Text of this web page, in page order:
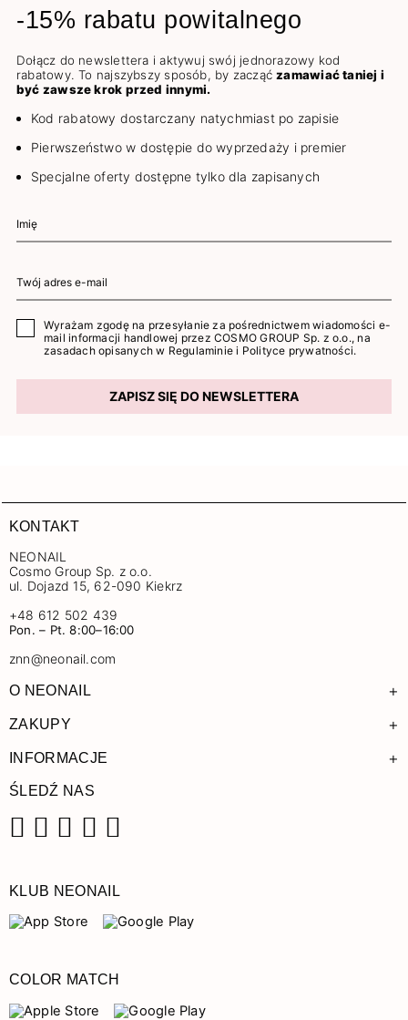
-15% rabatu powitalnego
Dołącz do newslettera i aktywuj swój jednorazowy kod
rabatowy. To najszybszy sposób, by zacząćzamawiać taniej i
być zawsze krok przed innymi.
Kod rabatowy dostarczany natychmiast po zapisie
Pierwszeństwo w dostępie do wyprzedaży i premier
Specjalne oferty dostępne tylko dla zapisanych
Wyrażam zgodę na przesyłanie za pośrednictwem wiadomości e-
mail informacji handlowej przez COSMO GROUP Sp. z o.o., na
zasadach opisanych w Regulaminie i Polityce prywatności.
ZAPISZ SIĘ DO NEWSLETTERA
KONTAKT
NEONAIL
Cosmo Group Sp. z o.o.
ul. Dojazd 15, 62-090 Kiekrz
+48 612 502 439
Pon. – Pt. 8:00–16:00
znn@neonail.com
O NEONAIL +
ZAKUPY +
INFORMACJE +
ŚLEDŹ NAS
KLUB NEONAIL
COLOR MATCH